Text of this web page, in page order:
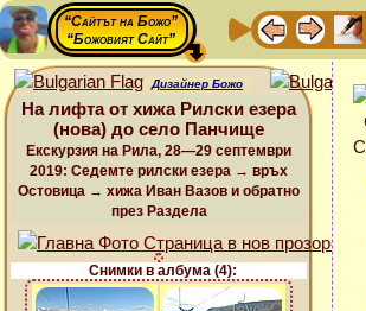
“Сайтът на Божо”
“Божовият Сайт”
Дизайнер Божо
На лифта от хижа Рилски езера
(нова) до село Панчище
Екскурзия на Рила, 28—29 септември
2019: Седемте рилски езера → връх
Остовица → хижа Иван Вазов и обратно
през Раздела
Снимки в албума (4):